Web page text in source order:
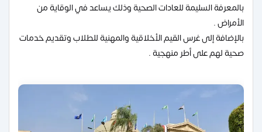
بالمعرفة السليمة للعادات الصحية وذلك يساعد في الوقاية من
الأمراض .
بالإضافة إلى غرس القيم الأخلاقية والمهنية للطلاب وتقديم خدمات
صحية لهم على أطر منهجية .